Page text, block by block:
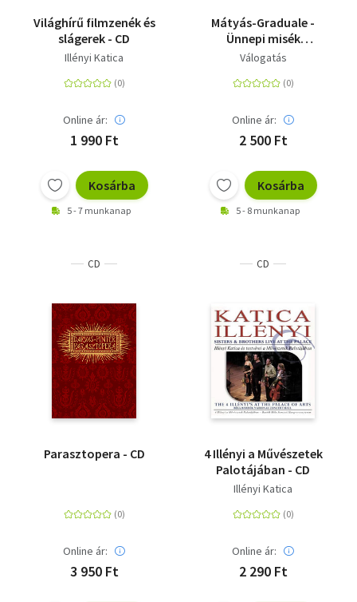
Világhírű filmzenék és
slágerek - CD
Illényi Katica
Online ár:
1 990 Ft
Kosárba
5 - 7 munkanap
Mátyás-Graduale -
Ünnepi misék
pannonhalmi kórusok
Válogatás
Online ár:
2 500 Ft
Kosárba
5 - 8 munkanap
CD
Parasztopera - CD
Online ár:
3 950 Ft
CD
4 Illényi a Művészetek
Palotájában - CD
Illényi Katica
Online ár:
2 290 Ft